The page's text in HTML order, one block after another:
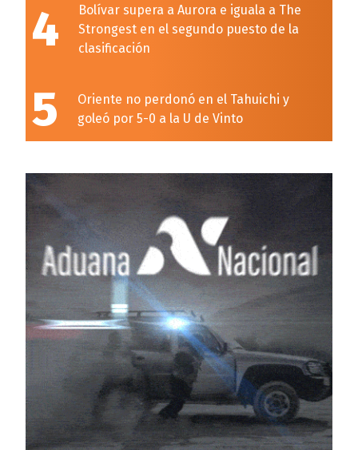
4
Bolívar supera a Aurora e iguala a The
Strongest en el segundo puesto de la
clasificación
5
Oriente no perdonó en el Tahuichi y
goleó por 5-0 a la U de Vinto